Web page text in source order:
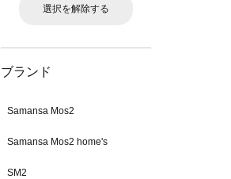
選択を解除する
ブランド
Samansa Mos2
Samansa Mos2 home's
SM2